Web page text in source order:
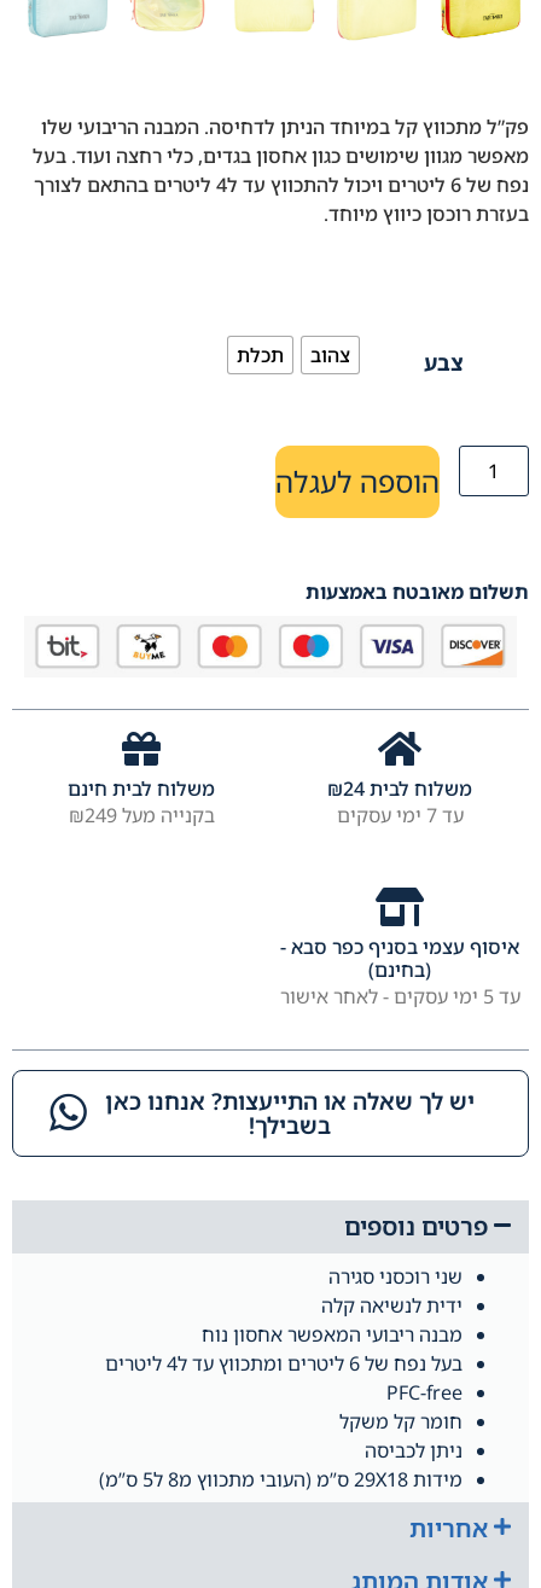
פרטים נוספים
שני רוכסני סגירה
ידית לנשיאה קלה
מבנה ריבועי המאפשר אחסון נוח
בעל נפח של 6 ליטרים ומתכווץ עד ל4 ליטרים
PFC-free
חומר קל משקל
ניתן לכביסה
מידות 29X18 ס”מ (העובי מתכווץ מ8 ל5 ס”מ)
אחריות
אודות המותג
פק”ל מתכווץ קל במיוחד הניתן לדחיסה. המבנה הריבועי שלו
מאפשר מגוון שימושים כגון אחסון בגדים, כלי רחצה ועוד. בעל
נפח של 6 ליטרים ויכול להתכווץ עד ל4 ליטרים בהתאם לצורך
בעזרת רוכסן כיווץ מיוחד.
צבע צהוב תכלת
הוספה לעגלה
תשלום מאובטח באמצעות
משלוח לבית ₪24
עד 7 ימי עסקים
משלוח לבית חינם
בקנייה מעל ₪249
איסוף עצמי בסניף כפר סבא -
(בחינם)
עד 5 ימי עסקים - לאחר אישור
יש לך שאלה או התייעצות? אנחנו כאן
בשבילך!​